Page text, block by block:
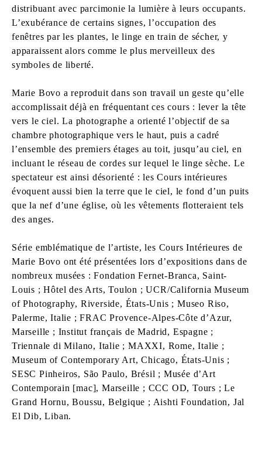
distribuant avec parcimonie la lumière à leurs occupants.
L’exubérance de certains signes, l’occupation des
fenêtres par les plantes, le linge en train de sécher, y
apparaissent alors comme le plus merveilleux des
symboles de liberté.
Marie Bovo a reproduit dans son travail un geste qu’elle
accomplissait déjà en fréquentant ces cours : lever la tête
vers le ciel. La photographe a orienté l’objectif de sa
chambre photographique vers le haut, puis a cadré
l’ensemble des premiers étages au toit, jusqu’au ciel, en
incluant le réseau de cordes sur lequel le linge sèche. Le
spectateur est ainsi désorienté : les Cours intérieures
évoquent aussi bien la terre que le ciel, le fond d’un puits
que la nef d’une église, où les vêtements flotteraient tels
des anges.
Série emblématique de l’artiste, les Cours Intérieures de
Marie Bovo ont été présentées lors d’expositions dans de
nombreux musées : Fondation Fernet-Branca, Saint-
Louis ; Hôtel des Arts, Toulon ; UCR/California Museum
of Photography, Riverside, États-Unis ; Museo Riso,
Palerme, Italie ; FRAC Provence-Alpes-Côte d’Azur,
Marseille ; Institut français de Madrid, Espagne ;
Triennale di Milano, Italie ; MAXXI, Rome, Italie ;
Museum of Contemporary Art, Chicago, États-Unis ;
SESC Pinheiros, São Paulo, Brésil ; Musée d’Art
Contemporain [mac], Marseille ; CCC OD, Tours ; Le
Grand Hornu, Boussu, Belgique ; Aishti Foundation, Jal
El Dib, Liban.